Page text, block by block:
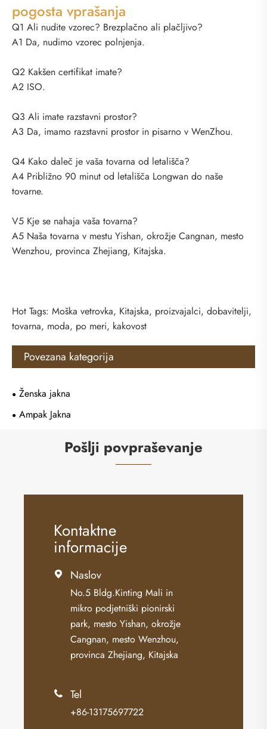
pogosta vprašanja
Q1 Ali nudite vzorec? Brezplačno ali plačljivo?
A1 Da, nudimo vzorec polnjenja.
Q2 Kakšen certifikat imate?
A2 ISO.
Q3 Ali imate razstavni prostor?
A3 Da, imamo razstavni prostor in pisarno v WenZhou.
Q4 Kako daleč je vaša tovarna od letališča?
A4 Približno 90 minut od letališča Longwan do naše
tovarne.
V5 Kje se nahaja vaša tovarna?
A5 Naša tovarna v mestu Yishan, okrožje Cangnan, mesto
Wenzhou, provinca Zhejiang, Kitajska.
Hot Tags: Moška vetrovka, Kitajska, proizvajalci, dobavitelji,
tovarna, moda, po meri, kakovost
Povezana kategorija
Ženska jakna
Ampak Jakna
Pošlji povpraševanje
Kontaktne
informacije
 Naslov
No.5 Bldg.Kinting Mali in
mikro podjetniški pionirski
park, mesto Yishan, okrožje
Cangnan, mesto Wenzhou,
provinca Zhejiang, Kitajska
 Tel
+86-13175697722